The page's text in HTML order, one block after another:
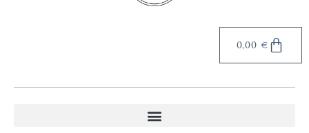
0,00 €